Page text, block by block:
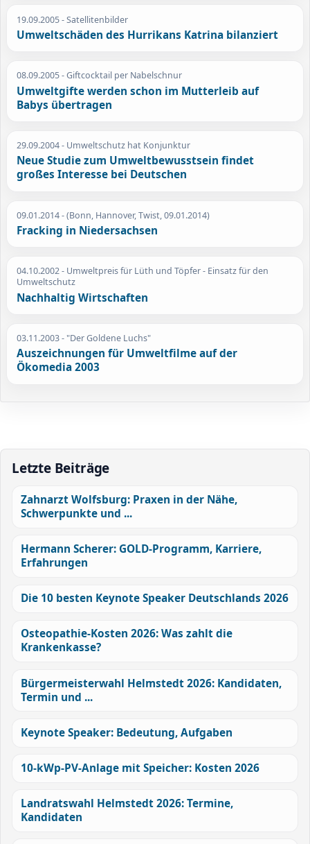
19.09.2005- Satellitenbilder
Umweltschäden des Hurrikans Katrina bilanziert
08.09.2005- Giftcocktail per Nabelschnur
Umweltgifte werden schon im Mutterleib auf
Babys übertragen
29.09.2004- Umweltschutz hat Konjunktur
Neue Studie zum Umweltbewusstsein findet
großes Interesse bei Deutschen
09.01.2014- (Bonn, Hannover, Twist, 09.01.2014)
Fracking in Niedersachsen
04.10.2002- Umweltpreis für Lüth und Töpfer - Einsatz für den
Umweltschutz
Nachhaltig Wirtschaften
03.11.2003- "Der Goldene Luchs"
Auszeichnungen für Umweltfilme auf der
Ökomedia 2003
Letzte Beiträge
Zahnarzt Wolfsburg: Praxen in der Nähe,
Schwerpunkte und ...
Hermann Scherer: GOLD-Programm, Karriere,
Erfahrungen
Die 10 besten Keynote Speaker Deutschlands 2026
Osteopathie-Kosten 2026: Was zahlt die
Krankenkasse?
Bürgermeisterwahl Helmstedt 2026: Kandidaten,
Termin und ...
Keynote Speaker: Bedeutung, Aufgaben
10-kWp-PV-Anlage mit Speicher: Kosten 2026
Landratswahl Helmstedt 2026: Termine,
Kandidaten